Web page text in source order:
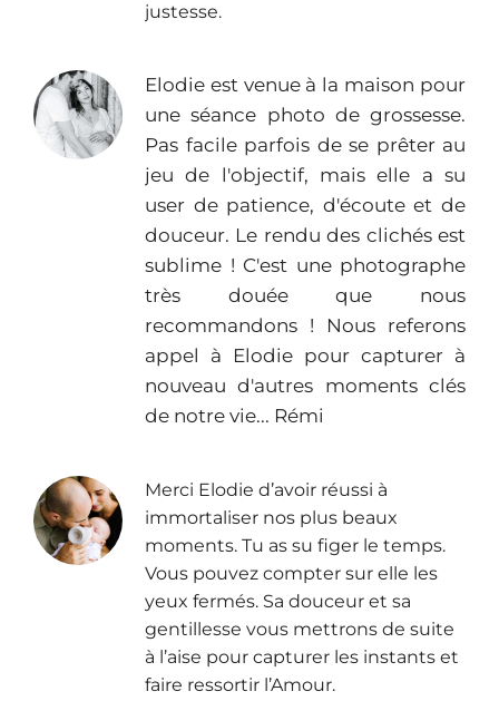
justesse.
Elodie est venue à la maison pour
une séance photo de grossesse.
Pas facile parfois de se prêter au
jeu de l'objectif, mais elle a su
user de patience, d'écoute et de
douceur. Le rendu des clichés est
sublime ! C'est une photographe
très douée que nous
recommandons ! Nous referons
appel à Elodie pour capturer à
nouveau d'autres moments clés
de notre vie... Rémi
Merci Elodie d’avoir réussi à
immortaliser nos plus beaux
moments. Tu as su figer le temps.
Vous pouvez compter sur elle les
yeux fermés. Sa douceur et sa
gentillesse vous mettrons de suite
à l’aise pour capturer les instants et
faire ressortir l’Amour.